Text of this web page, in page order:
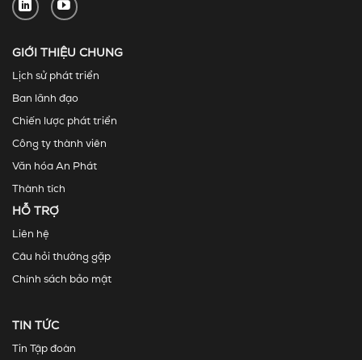
GIỚI THIỆU CHUNG
Lịch sử phát triển
Ban lãnh đạo
Chiến lược phát triển
Công ty thành viên
Văn hóa An Phát
Thành tích
HỖ TRỢ
Liên hệ
Câu hỏi thường gặp
Chính sách bảo mật
TIN TỨC
Tin Tập đoàn